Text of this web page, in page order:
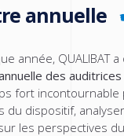
annuelle
année, QUALIBAT
des
fort incontournable
du dispositif,
les perspectives